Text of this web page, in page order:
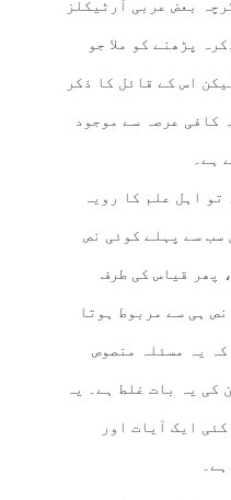
بعض عربی آرٹیکلز
پڑھنے کو ملا جو
اس کے قائل کا ذکر
کافی عرصہ سے موجود
ہے۔
اہل علم کا رویہ
سب سے پہلے کوئی نص
پھر قیاس کی طرف
ہی سے مربوط ہوتا
کہ یہ مسئلہ منصوص
کی یہ بات غلط ہے۔ یہ
ایک آیات اور